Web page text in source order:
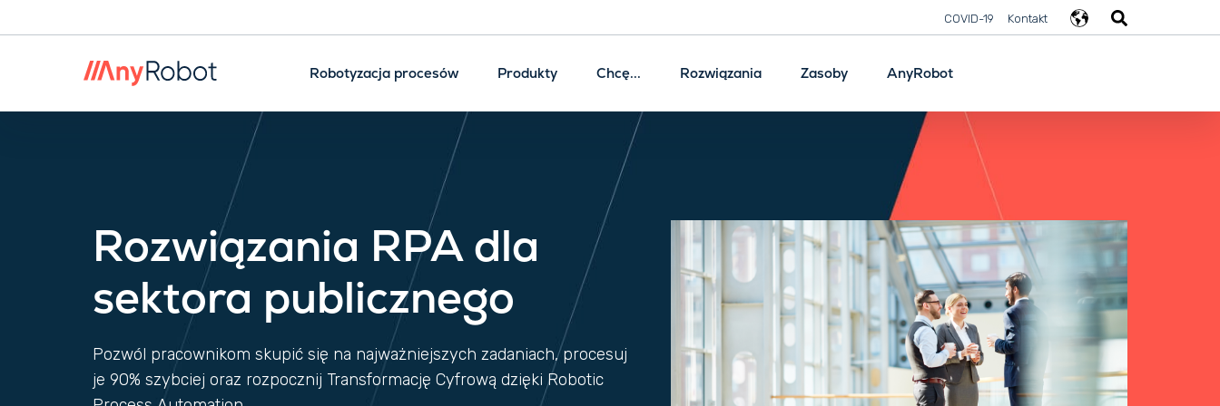
COVID-19 Kontakt
Robotyzacja procesów Produkty Chcę... Rozwiązania Zasoby AnyRobot
Rozwiązania RPA dla
sektora publicznego
Pozwól pracownikom skupić się na najważniejszych zadaniach, procesuj
je 90% szybciej oraz rozpocznij Transformację Cyfrową dzięki Robotic